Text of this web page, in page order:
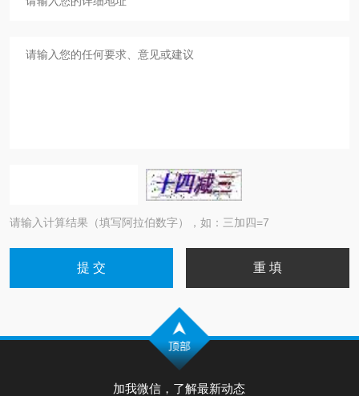
请输入计算结果（填写阿拉伯数字），如：三加四=7
加我微信，了解最新动态